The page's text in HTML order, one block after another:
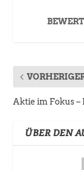
Aktie im Fokus –
ÜBER DEN